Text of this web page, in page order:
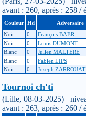
avant : 260, après : 258 /
Couleur Hd Adversaire
Noir
0 François BAER
Noir
0 Louis DUMONT
Blanc
0 Julien MALTERE
Blanc
0 Fabien LIPS
Noir
0 Joseph
Tournoi ch'ti
(Lille, 08-03-2025)
avant : 263, après : 260 /